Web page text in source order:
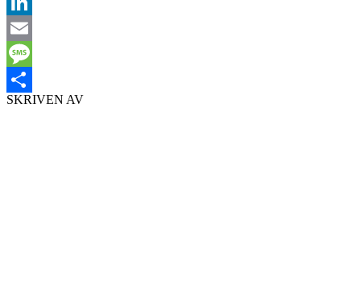
LinkedIn
Email
Message
Dela
SKRIVEN AV